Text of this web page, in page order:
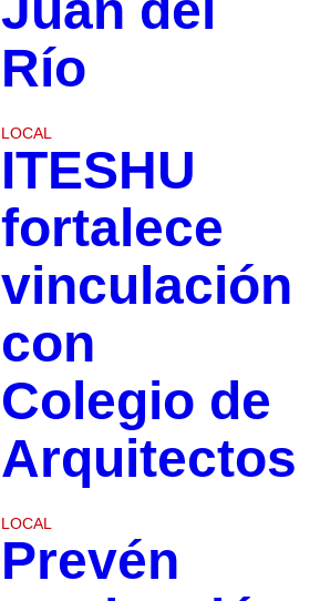
Río
LOCAL
ITESHU
fortalece
vinculación
con
Colegio de
Arquitectos
LOCAL
Prevén